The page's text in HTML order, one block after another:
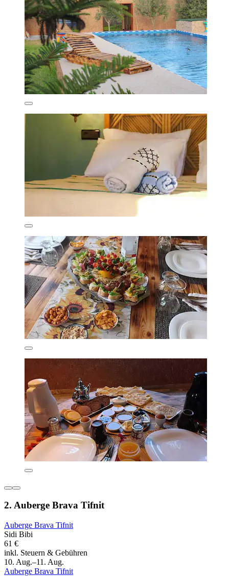
2. Auberge Brava Tifnit
Auberge Brava Tifnit
Sidi Bibi
61 €
inkl. Steuern & Gebühren
10. Aug.–11. Aug.
Auberge Brava Tifnit